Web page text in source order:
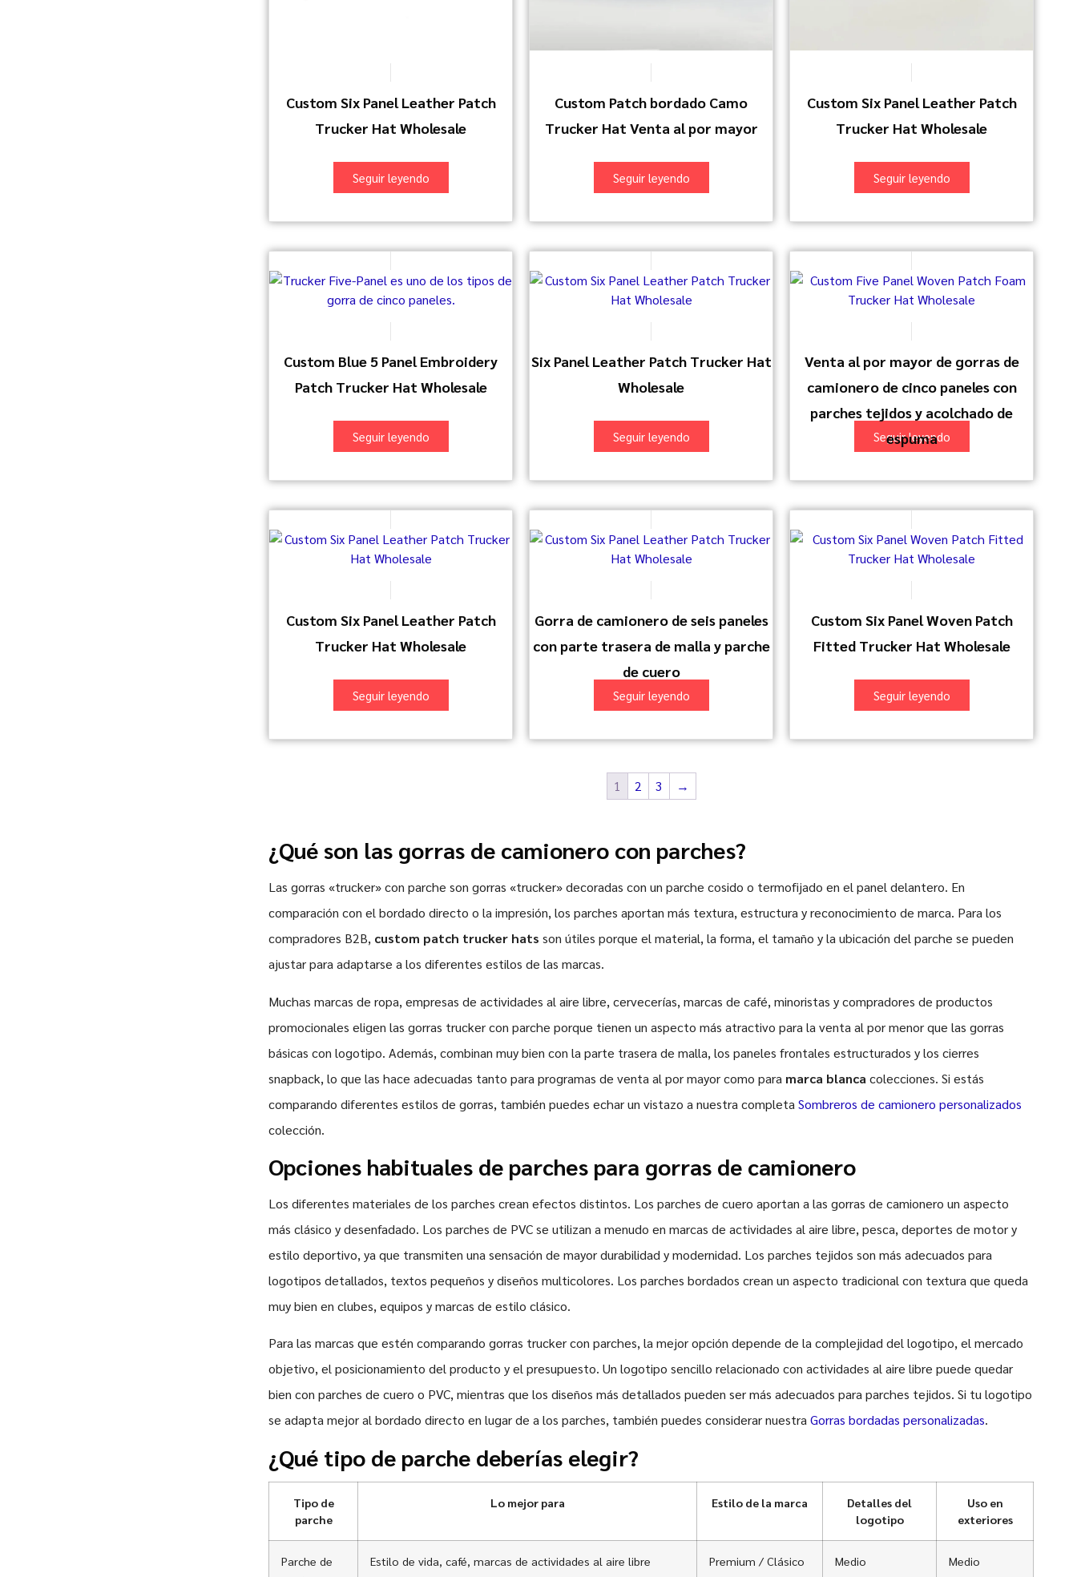
Custom Six Panel Leather Patch
Trucker Hat Wholesale
Seguir leyendo
Custom Patch bordado Camo
Trucker Hat Venta al por mayor
Seguir leyendo
Custom Six Panel Leather Patch
Trucker Hat Wholesale
Seguir leyendo
Custom Blue 5 Panel Embroidery
Patch Trucker Hat Wholesale
Seguir leyendo
Six Panel Leather Patch Trucker Hat
Wholesale
Seguir leyendo
Venta al por mayor de gorras de
camionero de cinco paneles con
parches tejidos y acolchado de
espuma
Seguir leyendo
Custom Six Panel Leather Patch
Trucker Hat Wholesale
Seguir leyendo
Gorra de camionero de seis paneles
con parte trasera de malla y parche
de cuero
Seguir leyendo
Custom Six Panel Woven Patch
Fitted Trucker Hat Wholesale
Seguir leyendo
1 2 3 →
¿Qué son las gorras de camionero con parches?
Las gorras «trucker» con parche son gorras «trucker» decoradas con un parche cosido o termofijado en el panel delantero. En
comparación con el bordado directo o la impresión, los parches aportan más textura, estructura y reconocimiento de marca. Para los
compradores B2B, custom patch trucker hats son útiles porque el material, la forma, el tamaño y la ubicación del parche se pueden
ajustar para adaptarse a los diferentes estilos de las marcas.
Muchas marcas de ropa, empresas de actividades al aire libre, cervecerías, marcas de café, minoristas y compradores de productos
promocionales eligen las gorras trucker con parche porque tienen un aspecto más atractivo para la venta al por menor que las gorras
básicas con logotipo. Además, combinan muy bien con la parte trasera de malla, los paneles frontales estructurados y los cierres
snapback, lo que las hace adecuadas tanto para programas de venta al por mayor como para marca blanca colecciones. Si estás
comparando diferentes estilos de gorras, también puedes echar un vistazo a nuestra completa Sombreros de camionero personalizados
colección.
Opciones habituales de parches para gorras de camionero
Los diferentes materiales de los parches crean efectos distintos. Los parches de cuero aportan a las gorras de camionero un aspecto
más clásico y desenfadado. Los parches de PVC se utilizan a menudo en marcas de actividades al aire libre, pesca, deportes de motor y
estilo deportivo, ya que transmiten una sensación de mayor durabilidad y modernidad. Los parches tejidos son más adecuados para
logotipos detallados, textos pequeños y diseños multicolores. Los parches bordados crean un aspecto tradicional con textura que queda
muy bien en clubes, equipos y marcas de estilo clásico.
Para las marcas que estén comparando gorras trucker con parches, la mejor opción depende de la complejidad del logotipo, el mercado
objetivo, el posicionamiento del producto y el presupuesto. Un logotipo sencillo relacionado con actividades al aire libre puede quedar
bien con parches de cuero o PVC, mientras que los diseños más detallados pueden ser más adecuados para parches tejidos. Si tu logotipo
se adapta mejor al bordado directo en lugar de a los parches, también puedes considerar nuestraGorras bordadas personalizadas.
¿Qué tipo de parche deberías elegir?
Tipo de
parche
Lo mejor para Estilo de la marca
Detalles del
logotipo
Uso en
exteriores
Parche de
Estilo de vida, café, marcas de actividades al aire libre Premium / Clásico Medio Medio